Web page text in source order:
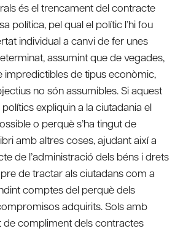
és el trencament del contracte
política, pel qual el polític l’hi fou
individual a canvi de fer unes
assumint que de vegades,
impredictibles de tipus econòmic,
no són assumibles. Si aquest
expliquin a la ciutadania el
o perquè s’ha tingut de
amb altres coses, ajudant així a
de l’administració dels béns i drets
de tractar als ciutadans com a
comptes del perquè dels
adquirits. Sols amb
de compliment dels contractes